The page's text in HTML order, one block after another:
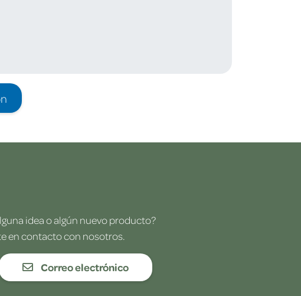
idea o algún nuevo producto?
en contacto con nosotros.
Correo electrónico